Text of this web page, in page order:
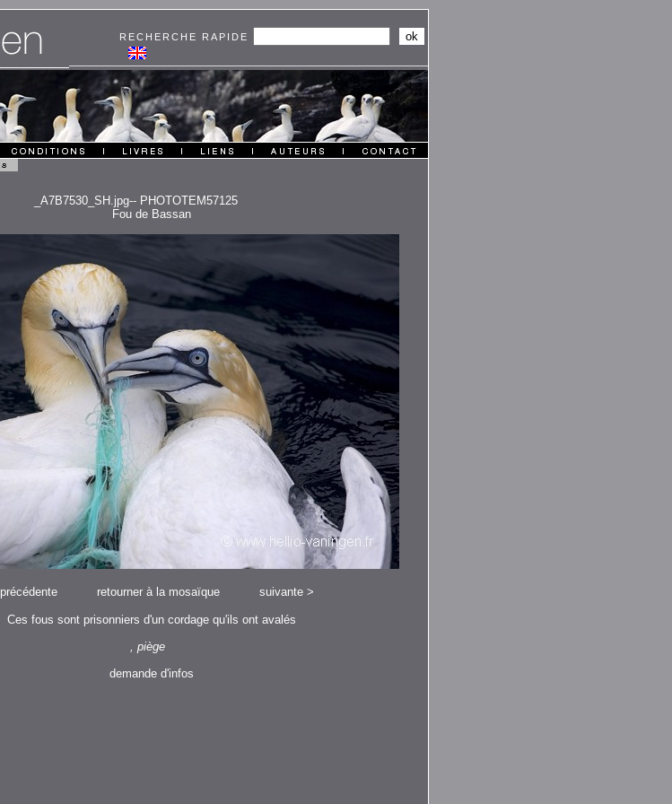
RECHERCHE RAPIDE
_A7B7530_SH.jpg-- PHOTOTEM57125
Fou de Bassan
précédente retourner à la mosaïque suivante>
Ces fous sont prisonniers d'un cordage qu'ils ont avalés
, piège
demande d'infos